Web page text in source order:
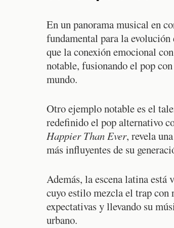
En un panorama musical en
fundamental para la
que la conexión emocional
notable, fusionando el pop
mundo.
Otro ejemplo notable es el
redefinido el pop alternativo
Happier Than Ever, revela
más influyentes de su
Además, la escena latina está
cuyo estilo mezcla el trap
expectativas y llevando su
urbano.